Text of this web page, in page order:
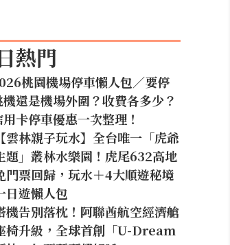
熱門
桃園機場停車懶人包／要停
機還是機場外圍？收費各多少？
卡停車優惠一次整理！
【雲林親子玩水】全台唯一「虎爺
題」叢林水樂園！虎尾632高地
門票回歸，玩水＋4大順遊秘境
日遊懶人包
機告別落枕！阿聯酋航空經濟艙
椅升級，全球首創「U-Dream